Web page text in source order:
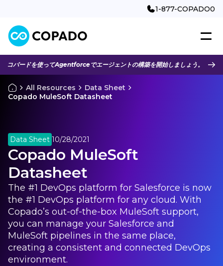
1-877-COPADO0
コパードを使ってAgentforceでエージェントの構築を開始しましょう。
All Resources
Data Sheet
Copado MuleSoft Datasheet
Data Sheet 10/28/2021
Copado MuleSoft
Datasheet
The #1 DevOps platform for Salesforce is now
the #1 DevOps platform for any cloud. With
Copado’s out-of-the-box MuleSoft support,
you can manage your Salesforce and
MuleSoft pipelines in the same place,
creating a consistent and connected DevOps
environment.